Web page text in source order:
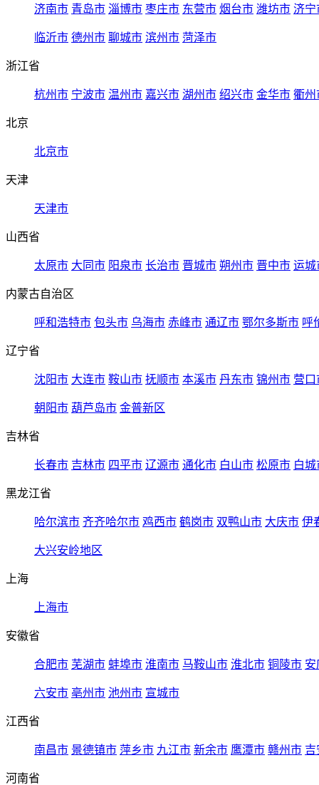
济南市 青岛市 淄博市 枣庄市 东营市 烟台市 潍坊市 济宁
临沂市 德州市 聊城市 滨州市 菏泽市
浙江省
杭州市 宁波市 温州市 嘉兴市 湖州市 绍兴市 金华市 衢州
北京
北京市
天津
天津市
山西省
太原市 大同市 阳泉市 长治市 晋城市 朔州市 晋中市 运城
内蒙古自治区
呼和浩特市 包头市 乌海市 赤峰市 通辽市 鄂尔多斯市 呼
辽宁省
沈阳市 大连市 鞍山市 抚顺市 本溪市 丹东市 锦州市 营口
朝阳市 葫芦岛市 金普新区
吉林省
长春市 吉林市 四平市 辽源市 通化市 白山市 松原市 白城
黑龙江省
哈尔滨市 齐齐哈尔市 鸡西市 鹤岗市 双鸭山市 大庆市 伊
大兴安岭地区
上海
上海市
安徽省
合肥市 芜湖市 蚌埠市 淮南市 马鞍山市 淮北市 铜陵市 安
六安市 亳州市 池州市 宣城市
江西省
南昌市 景德镇市 萍乡市 九江市 新余市 鹰潭市 赣州市 吉
河南省